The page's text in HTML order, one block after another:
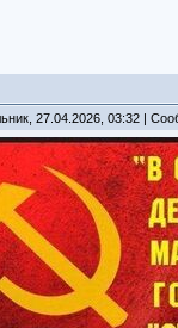
27.04.2026, 03:32 |